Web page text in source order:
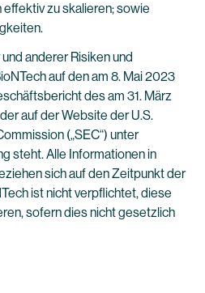
zu skalieren; sowie
anderer Risiken und
auf den am 8. Mai 2023
des am 31. März
auf der Website der U.S.
(„SEC“) unter
steht. Alle Informationen in
sich auf den Zeitpunkt der
ist nicht verpflichtet, diese
sofern dies nicht gesetzlich